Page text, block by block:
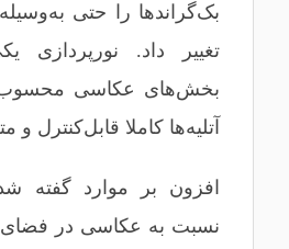
بک‌گراندها را حتی
تغییر داد. نورپردازی
بخش‌های عکاسی
آتلیه‌ها کاملا قابل‌کنترل و
افزون بر موارد گفته
نسبت به عکاسی در فضای